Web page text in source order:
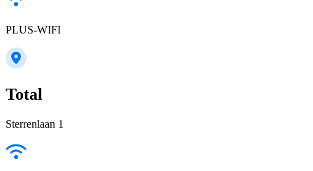
PLUS-WIFI
Total
Sterrenlaan 1